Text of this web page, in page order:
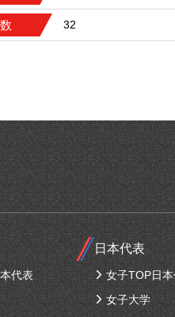
32
代表
日本代表
女子TOP日
女子大学